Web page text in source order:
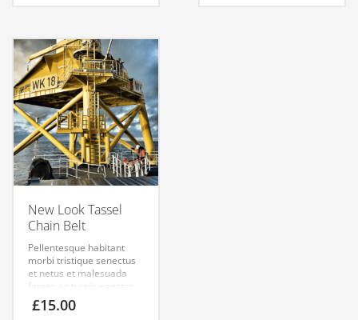
semper. Aenean ultricies
mi vitae est. Mauris
placerat eleifend leo.
New Look Tassel
Chain Belt
Pellentesque habitant
morbi tristique senectus
et netus et malesuada
fames ac turpis egestas.
Vestibulum tortor quam,
feugiat vitae, ultricies
£15.00